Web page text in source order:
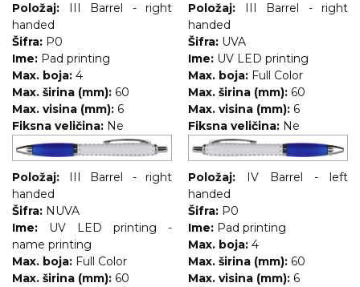
Položaj:
III Barrel - right
handed
Šifra: P0
Ime: Pad printing
Max. boja: 4
Max. širina (mm): 60
Max. visina (mm): 6
Fiksna veličina: Ne
Položaj:
III Barrel - right
handed
Šifra: UVA
Ime: UV LED printing
Max. boja: Full Color
Max. širina (mm): 60
Max. visina (mm): 6
Fiksna veličina: Ne
Položaj:
III Barrel - right
handed
Šifra: NUVA
Ime:
UV LED printing -
name printing
Max. boja: Full Color
Max. širina (mm): 60
Položaj:
IV Barrel - left
handed
Šifra: P0
Ime: Pad printing
Max. boja: 4
Max. širina (mm): 60
Max. visina (mm): 6